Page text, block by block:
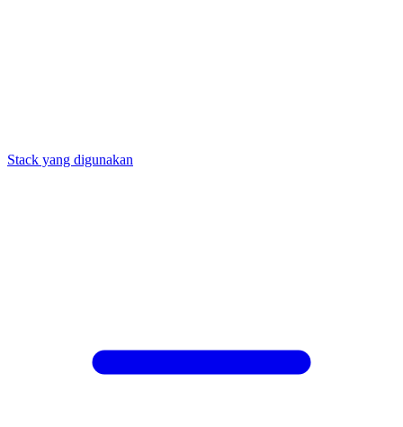
Stack yang digunakan